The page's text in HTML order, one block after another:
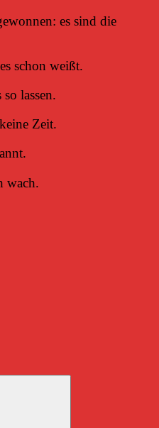
es sind die
schon weißt.
lassen.
Zeit.
wach.